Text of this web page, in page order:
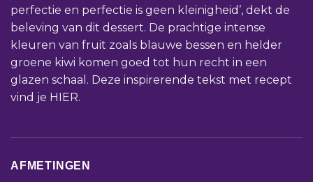
perfectie en perfectie is geen kleinigheid’, dekt de
beleving van dit dessert. De prachtige intense
kleuren van fruit zoals blauwe bessen en helder
groene kiwi komen goed tot hun recht in een
glazen schaal. Deze inspirerende tekst met recept
vind je HIER.
AFMETINGEN